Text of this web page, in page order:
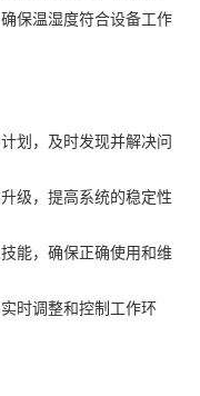
保温湿度符合设备工作
划，及时发现并解决问
级，提高系统的稳定性
能，确保正确使用和维
时调整和控制工作环